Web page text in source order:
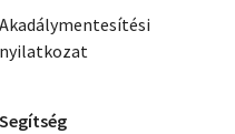
Akadálymentesítési
nyilatkozat
Segítség